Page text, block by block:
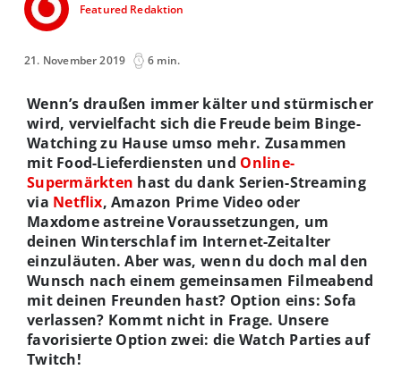
Featured Redaktion
21. November 2019 6 min.
Wenn’s draußen immer kälter und stürmischer
wird, vervielfacht sich die Freude beim Binge-
Watching zu Hause umso mehr. Zusammen
mit Food-Lieferdiensten und Online-
Supermärkten hast du dank Serien-Streaming
via Netflix, Amazon Prime Video oder
Maxdome astreine Voraussetzungen, um
deinen Winterschlaf im Internet-Zeitalter
einzuläuten. Aber was, wenn du doch mal den
Wunsch nach einem gemeinsamen Filmeabend
mit deinen Freunden hast? Option eins: Sofa
verlassen? Kommt nicht in Frage. Unsere
favorisierte Option zwei: die Watch Parties auf
Twitch!